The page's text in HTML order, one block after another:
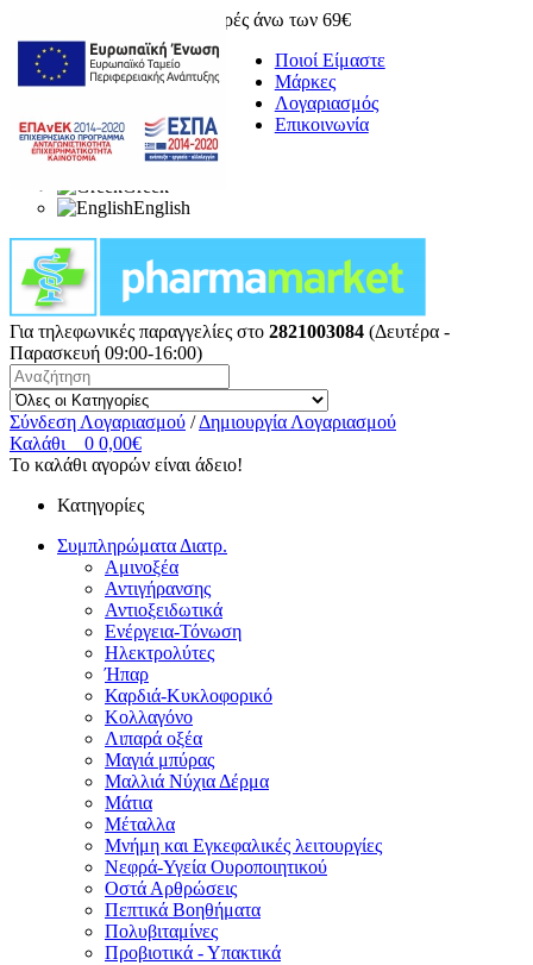
Δωρεάν μεταφορικά για αγορές άνω των 69€
Ποιοί Είμαστε
Μάρκες
Λογαριασμός
Επικοινωνία
Greek
English
Για τηλεφωνικές παραγγελίες στο 2821003084 (Δευτέρα -
Παρασκευή 09:00-16:00)
Σύνδεση Λογαριασμού / Δημιουργία Λογαριασμού
Καλάθι
0 0,00€
Το καλάθι αγορών είναι άδειο!
Κατηγορίες
Συμπληρώματα Διατρ.
Αμινοξέα
Αντιγήρανσης
Αντιοξειδωτικά
Ενέργεια-Τόνωση
Ηλεκτρολύτες
Ήπαρ
Καρδιά-Κυκλοφορικό
Κολλαγόνο
Λιπαρά οξέα
Μαγιά μπύρας
Μαλλιά Νύχια Δέρμα
Μάτια
Μέταλλα
Μνήμη και Εγκεφαλικές λειτουργίες
Νεφρά-Υγεία Ουροποιητικού
Οστά Αρθρώσεις
Πεπτικά Βοηθήματα
Πολυβιταμίνες
Προβιοτικά - Υπακτικά